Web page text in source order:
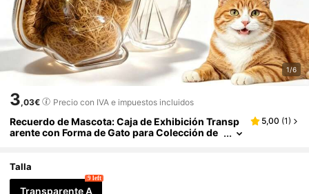
1/6
3,03€ Precio con IVA e impuestos incluidos
Recuerdo de Mascota: Caja de Exhibición Transp
arente con Forma de Gato para Colección de
r para Amantes de Gatos, Regalo Conmemorativo
de Mascota, Decoración de Hogar Linda
5,00 (1)
Talla
Transparente A
9 left